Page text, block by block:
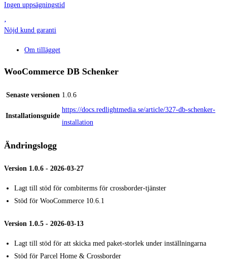
Ingen uppsägningstid
Nöjd kund garanti
Om tillägget
WooCommerce DB Schenker
Senaste versionen 1.0.6
Installationsguide
https://docs.redlightmedia.se/article/327-db-schenker-
installation
Ändringslogg
Version 1.0.6 - 2026-03-27
Lagt till stöd för combiterms för crossborder-tjänster
Stöd för WooCommerce 10.6.1
Version 1.0.5 - 2026-03-13
Lagt till stöd för att skicka med paket-storlek under inställningarna
Stöd för Parcel Home & Crossborder